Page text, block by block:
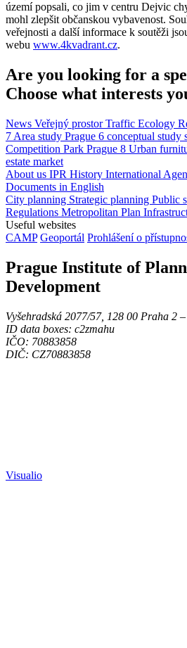
území popsali, co jim v centru Dejvic
mohl zlepšit občanskou vybavenost.
veřejnosti a další informace k soutěži
webu www.4kvadrant.cz.
Are you looking for a
Choose what interests
News Veřejný prostorTraffic Ecology
7 Area study Prague 6 conceptual study
Competition Park Prague 8 Urban
estate market
About us IPR History International
Documents in English
City planning Strategic planning Public
Regulations Metropolitan Plan
Useful websites
CAMP Geoportál Prohlášení o
Prague Institute of
Development
Vyšehradská 2077/57, 128 00 Praha 2
ID data boxes: c2zmahu
IČO: 70883858
DIČ: CZ70883858
Visualio